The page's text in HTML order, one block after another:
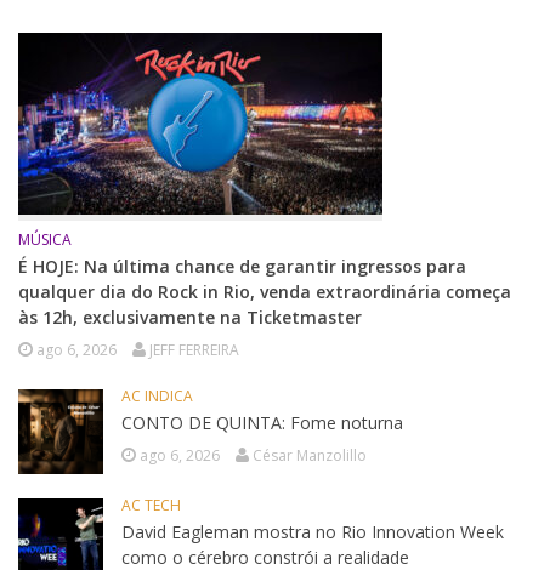
MÚSICA
É HOJE: Na última chance de garantir ingressos para
qualquer dia do Rock in Rio, venda extraordinária começa
às 12h, exclusivamente na Ticketmaster
ago 6, 2026 JEFF FERREIRA
AC INDICA
CONTO DE QUINTA: Fome noturna
ago 6, 2026 César Manzolillo
AC TECH
David Eagleman mostra no Rio Innovation Week
como o cérebro constrói a realidade